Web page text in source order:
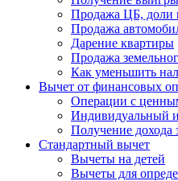
Продажа ЦБ, доли
Продажа
Дарение квартиры
Продажа
Как уменьшить
Вычет от финансовых
Операции с
Индивидуальный
Получение дохода
Стандартный вычет
Вычеты на детей
Вычеты для